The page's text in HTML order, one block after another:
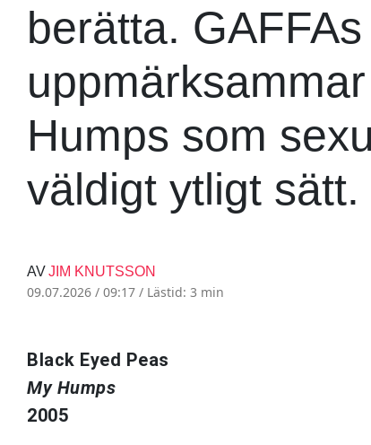
berätta.
Humps som
väldigt ytligt sätt.
AVJIM KNUTSSON
09.07.2026 / 09:17 / Lästid: 3 min
Black Eyed Peas
My Humps
2005